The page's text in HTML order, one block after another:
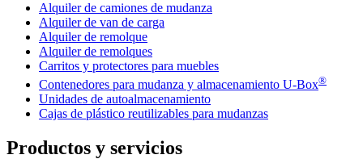
Alquiler de camiones de mudanza
Alquiler de van de carga
Alquiler de remolque
Alquiler de remolques
Carritos y protectores para muebles
Contenedores para mudanza y almacenamiento U-Box®
Unidades de autoalmacenamiento
Cajas de plástico reutilizables para mudanzas
Productos y servicios